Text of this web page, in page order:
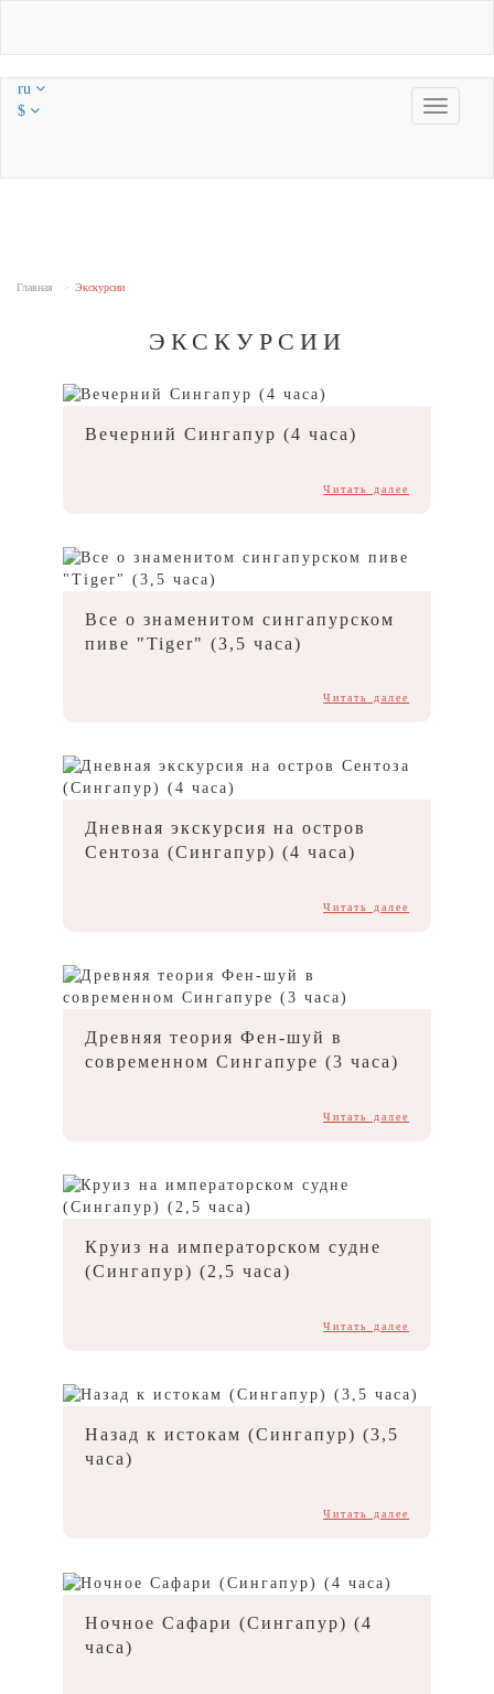
Toggle
ru
$
Главная Экскурсии
ЭКСКУРСИИ
Вечерний Сингапур (4 часа)
Читать далее
Все о знаменитом сингапурском
пиве "Tiger" (3,5 часа)
Читать далее
Дневная экскурсия на остров
Сентоза (Сингапур) (4 часа)
Читать далее
Древняя теория Фен-шуй в
современном Сингапуре (3 часа)
Читать далее
Круиз на императорском судне
(Сингапур) (2,5 часа)
Читать далее
Назад к истокам (Сингапур) (3,5
часа)
Читать далее
Ночное Сафари (Сингапур) (4
часа)